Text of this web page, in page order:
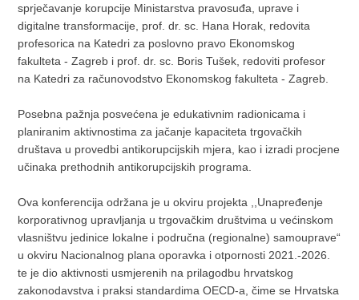
sprječavanje korupcije Ministarstva pravosuđa, uprave i
digitalne transformacije, prof. dr. sc. Hana Horak, redovita
profesorica na Katedri za poslovno pravo Ekonomskog
fakulteta - Zagreb i prof. dr. sc. Boris Tušek, redoviti profesor
na Katedri za računovodstvo Ekonomskog fakulteta - Zagreb.
Posebna pažnja posvećena je edukativnim radionicama i
planiranim aktivnostima za jačanje kapaciteta trgovačkih
društava u provedbi antikorupcijskih mjera, kao i izradi procjene
učinaka prethodnih antikorupcijskih programa.
Ova konferencija održana je u okviru projekta ,,Unapređenje
korporativnog upravljanja u trgovačkim društvima u većinskom
vlasništvu jedinice lokalne i područna (regionalne) samouprave“
u okviru Nacionalnog plana oporavka i otpornosti 2021.-2026.
te je dio aktivnosti usmjerenih na prilagodbu hrvatskog
zakonodavstva i praksi standardima OECD-a, čime se Hrvatska